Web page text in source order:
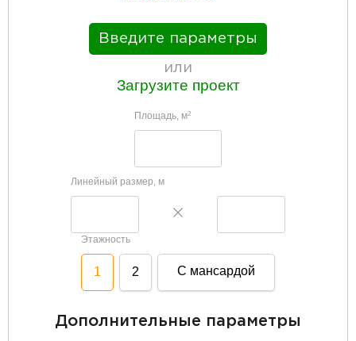
Введите параметры
или
Загрузите проект
Площадь, м2
Линейный размер, м
Этажность
1 2 С мансардой
Дополнительные параметры